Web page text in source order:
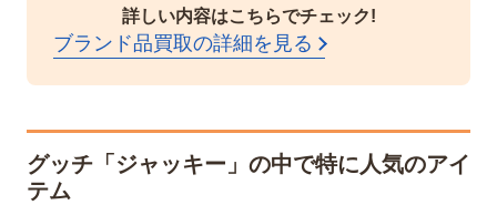
詳しい内容はこちらでチェック!
ブランド品買取の詳細を見る
グッチ「ジャッキー」の中で特に人気のアイ
テム